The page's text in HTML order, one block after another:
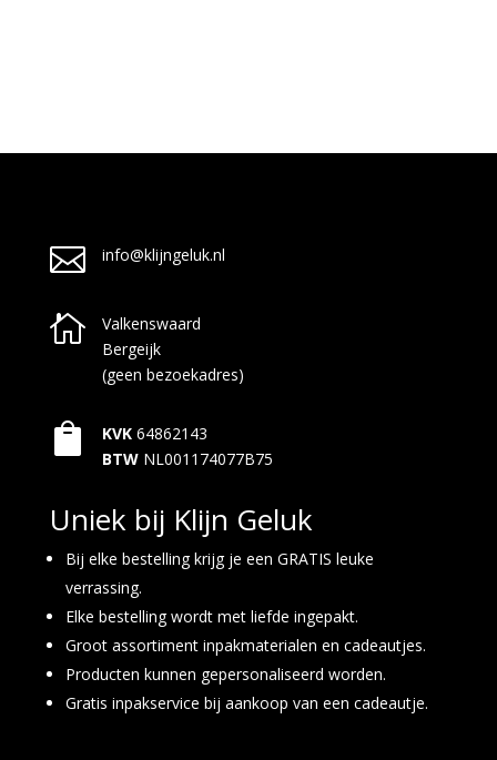
 info@klijngeluk.nl

Valkenswaard
Bergeijk
(geen bezoekadres)
 KVK 64862143
BTW NL001174077B75
Uniek bij Klijn Geluk
Bij elke bestelling krijg je een GRATIS leuke
verrassing.
Elke bestelling wordt met liefde ingepakt.
Groot assortiment inpakmaterialen en cadeautjes.
Producten kunnen gepersonaliseerd worden.
Gratis inpakservice bij aankoop van een cadeautje.